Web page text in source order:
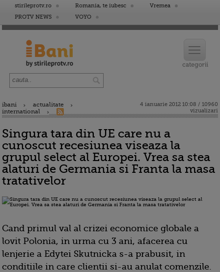
stirileprotv.ro Romania, te iubesc
Vremea
PROTV NEWS
VOYO
ibani
actualitate
international
4 ianuarie 2012 10:08 / 10960
vizualizari
Singura tara din UE care nu a
cunoscut recesiunea viseaza la
grupul select al Europei. Vrea sa stea
alaturi de Germania si Franta la masa
tratativelor
Cand primul val al crizei economice globale a
lovit Polonia, in urma cu 3 ani, afacerea cu
lenjerie a Edytei Skutnicka s-a prabusit, in
conditiile in care clientii si-au anulat comenzile.